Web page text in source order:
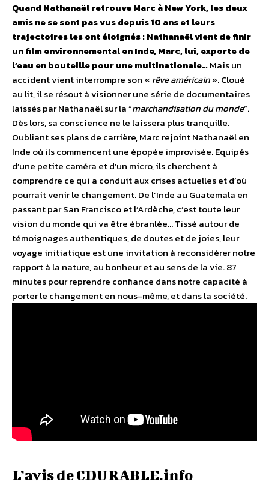
Quand Nathanaël retrouve Marc à New York, les deux
amis ne se sont pas vus depuis 10 ans et leurs
trajectoires les ont éloignés : Nathanaël vient de finir
un film environnemental en Inde, Marc, lui, exporte de
l’eau en bouteille pour une multinationale…Mais un
accident vient interrompre son « rêve américain». Cloué
au lit, il se résout à visionner une série de documentaires
laissés par Nathanaël sur la “marchandisation du monde”.
Dès lors, sa conscience ne le laissera plus tranquille.
Oubliant ses plans de carrière, Marc rejoint Nathanaël en
Inde où ils commencent une épopée improvisée. Equipés
d’une petite caméra et d’un micro, ils cherchent à
comprendre ce qui a conduit aux crises actuelles et d’où
pourrait venir le changement. De l’Inde au Guatemala en
passant par San Francisco et l’Ardèche, c’est toute leur
vision du monde qui va être ébranlée… Tissé autour de
témoignages authentiques, de doutes et de joies, leur
voyage initiatique est une invitation à reconsidérer notre
rapport à la nature, au bonheur et au sens de la vie. 87
minutes pour reprendre confiance dans notre capacité à
porter le changement en nous-même, et dans la société.
L’avis de CDURABLE.info